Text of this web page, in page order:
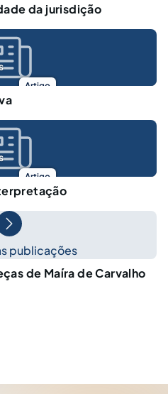
da jurisdição
Artigo
Artigo
publicações
de Maíra de Carvalho